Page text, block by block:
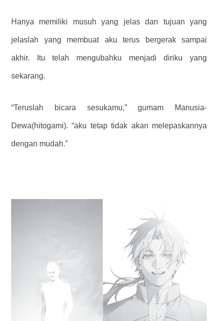
Hanya memiliki musuh yang jelas dan tujuan yang
jelaslah yang membuat aku terus bergerak sampai
akhir. Itu telah mengubahku menjadi diriku yang
sekarang.
“Teruslah bicara sesukamu,” gumam Manusia-
Dewa(hitogami). “aku tetap tidak akan melepaskannya
dengan mudah.”